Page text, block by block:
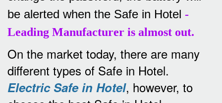
be alerted when the Safe in Hotel -
Leading Manufacturer is almost out.
On the market today, there are many
different types of Safe in Hotel.
Electric Safe in Hotel, however, to